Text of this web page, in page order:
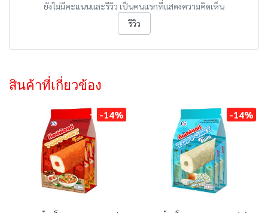
ยังไม่มีคะแนนและรีวิว เป็นคนแรกที่แสดงความคิดเห็น
รีวิว
สินค้าที่เกี่ยวข้อง
-14% -14%